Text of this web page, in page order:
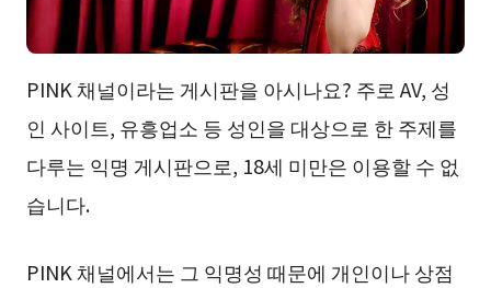
PINK 채널이라는 게시판을 아시나요? 주로 AV, 성
인 사이트, 유흥업소 등 성인을 대상으로 한 주제를
다루는 익명 게시판으로, 18세 미만은 이용할 수 없
습니다.
PINK 채널에서는 그 익명성 때문에 개인이나 상점